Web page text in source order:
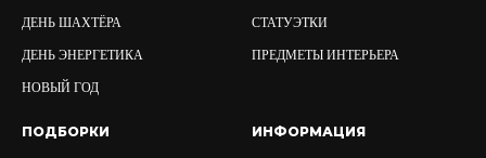
ДЕНЬ ШАХТЁРА
ДЕНЬ ЭНЕРГЕТИКА
НОВЫЙ ГОД
СТАТУЭТКИ
ПРЕДМЕТЫ ИНТЕРЬЕРА
ПОДБОРКИ ИНФОРМАЦИЯ